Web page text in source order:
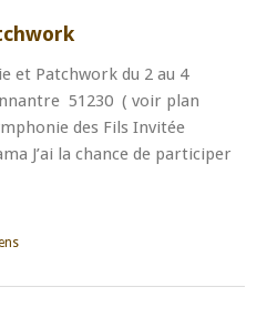
et Patchwork du 2 au 4
51230 ( voir plan
des Fils Invitée
J’ai la chance de participer